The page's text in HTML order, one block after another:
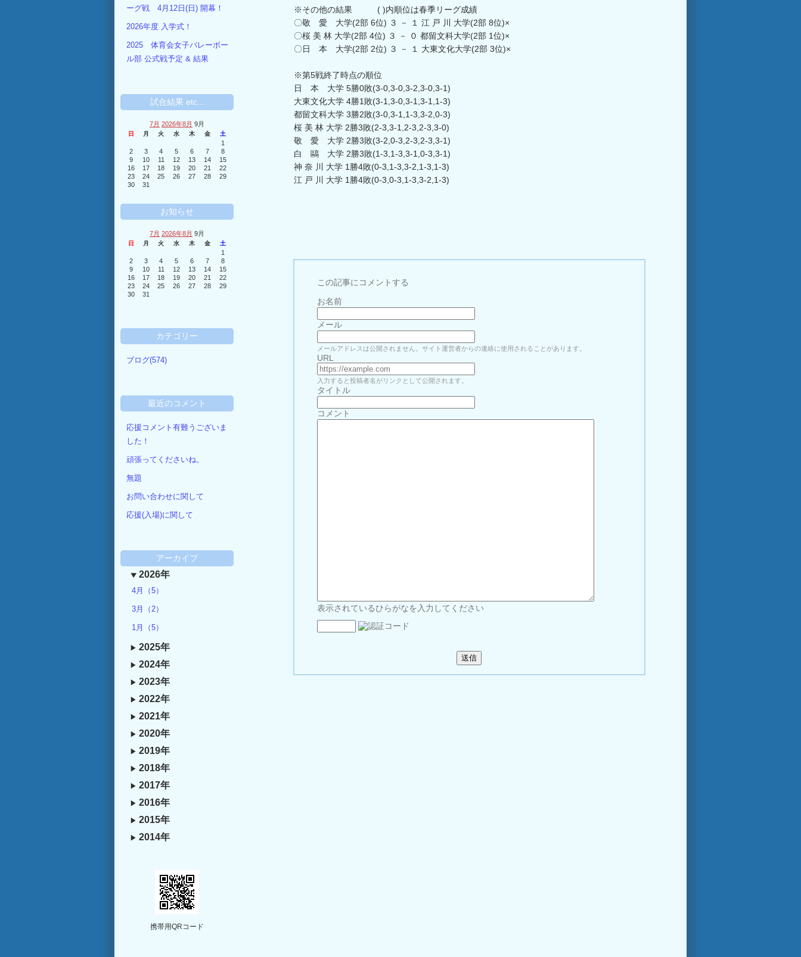
※その他の結果 ( )内順位は春季リーグ成績
〇敬 愛 大学(2部 6位) ３ － １ 江 戸 川 大学(2部 8位)×
〇桜 美 林 大学(2部 4位) ３ － ０ 都留文科大学(2部 1位)×
〇日 本 大学(2部 2位) ３ － １ 大東文化大学(2部 3位)×
※第5戦終了時点の順位
日 本 大学 5勝0敗(3-0,3-0,3-2,3-0,3-1)
大東文化大学 4勝1敗(3-1,3-0,3-1,3-1,1-3)
都留文科大学 3勝2敗(3-0,3-1,1-3,3-2,0-3)
桜 美 林 大学 2勝3敗(2-3,3-1,2-3,2-3,3-0)
敬 愛 大学 2勝3敗(3-2,0-3,2-3,2-3,3-1)
白 鷗 大学 2勝3敗(1-3,1-3,3-1,0-3,3-1)
神 奈 川 大学 1勝4敗(0-3,1-3,3-2,1-3,1-3)
江 戸 川 大学 1勝4敗(0-3,0-3,1-3,3-2,1-3)
この記事にコメントする
お名前
メール
メールアドレスは公開されません。サイト運営者からの連絡に使用されることがあります。
URL
入力すると投稿者名がリンクとして公開されます。
タイトル
コメント
表示されているひらがなを入力してください
ーグ戦 4月12日(日) 開幕！
2026年度 入学式！
2025 体育会女子バレーボー
ル部 公式戦予定 & 結果
試合結果 etc...
7月 2026年8月 9月
日 月 火 水 木 金 土
1
2
3 4 5 6 7
8
9
10 11 12 13 14
15
16
17 18 19 20 21
22
23
24 25 26 27 28
29
30
31
お知らせ
7月 2026年8月 9月
日 月 火 水 木 金 土
1
2
3 4 5 6 7
8
9
10 11 12 13 14
15
16
17 18 19 20 21
22
23
24 25 26 27 28
29
30
31
カテゴリー
ブログ(574)
最近のコメント
応援コメント有難うございま
した！
頑張ってくださいね。
無題
お問い合わせに関して
応援(入場)に関して
アーカイブ
2026年
4月（5）
3月（2）
1月（5）
2025年
2024年
2023年
2022年
2021年
2020年
2019年
2018年
2017年
2016年
2015年
2014年
携帯用QRコード